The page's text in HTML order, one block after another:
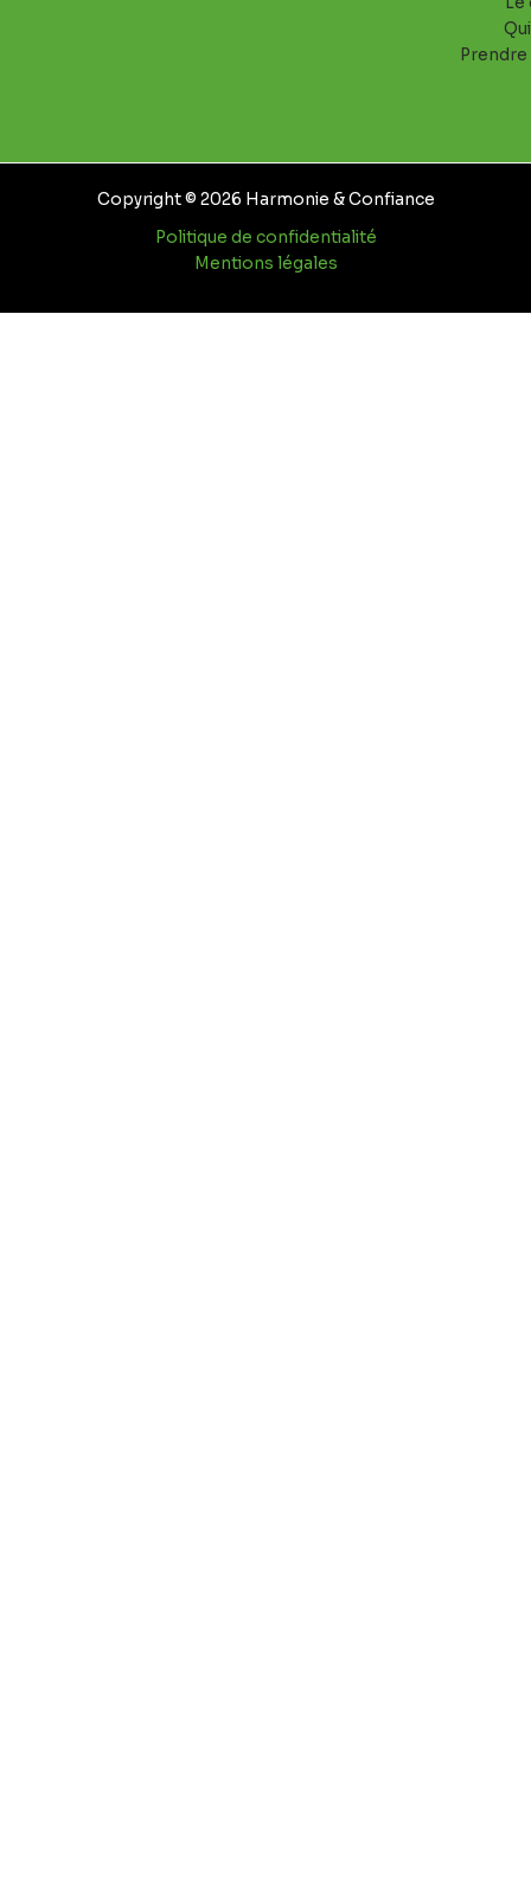
Copyright © 2026 Harmonie & Confiance
Politique de confidentialité
Mentions légales